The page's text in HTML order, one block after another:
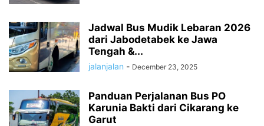
Jadwal Bus Mudik Lebaran 2026
dari Jabodetabek ke Jawa
Tengah &...
jalanjalan - December 23, 2025
Panduan Perjalanan Bus PO
Karunia Bakti dari Cikarang ke
Garut